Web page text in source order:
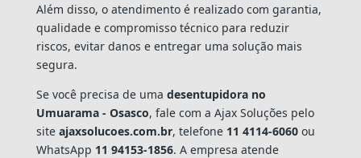
Além disso, o atendimento é realizado com garantia,
qualidade e compromisso técnico para reduzir
riscos, evitar danos e entregar uma solução mais
segura.
Se você precisa de uma desentupidora no
Umuarama - Osasco, fale com a Ajax Soluções pelo
site ajaxsolucoes.com.br, telefone 11 4114-6060ou
WhatsApp 11 94153-1856. A empresa atende